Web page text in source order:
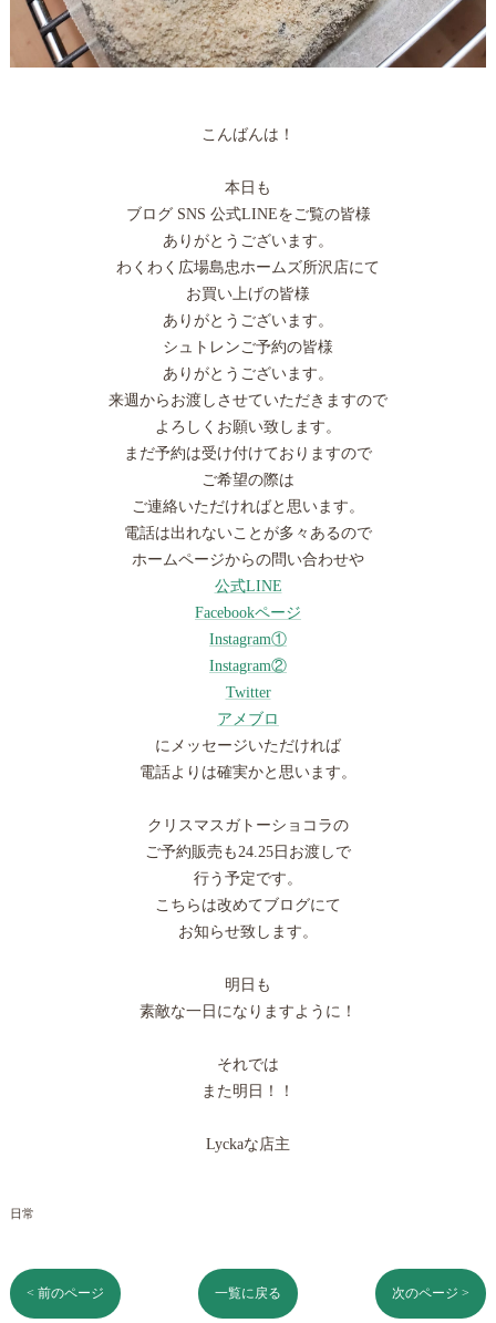
こんばんは！
本日も
ブログ SNS 公式LINEをご覧の皆様
ありがとうございます。
わくわく広場島忠ホームズ所沢店にて
お買い上げの皆様
ありがとうございます。
シュトレンご予約の皆様
ありがとうございます。
来週からお渡しさせていただきますので
よろしくお願い致します。
まだ予約は受け付けておりますので
ご希望の際は
ご連絡いただければと思います。
電話は出れないことが多々あるので
ホームページからの問い合わせや
公式LINE
Facebookページ
Instagram①
Instagram②
Twitter
アメブロ
にメッセージいただければ
電話よりは確実かと思います。
クリスマスガトーショコラの
ご予約販売も24.25日お渡しで
行う予定です。
こちらは改めてブログにて
お知らせ致します。
明日も
素敵な一日になりますように！
それでは
また明日！！
Lyckaな店主
日常
< 前のページ 一覧に戻る 次のページ >